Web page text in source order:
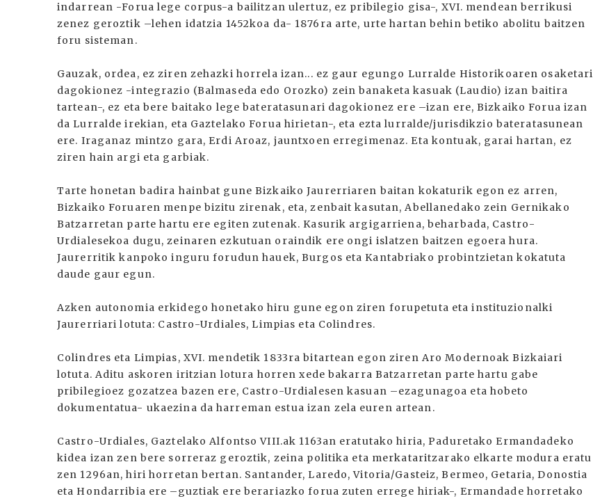
indarrean -Forua lege corpus-a bailitzan ulertuz, ez pribilegio gisa-, XVI. mendean berrikusi
zenez geroztik –lehen idatzia 1452koa da- 1876ra arte, urte hartan behin betiko abolitu baitzen
foru sisteman.
Gauzak, ordea, ez ziren zehazki horrela izan... ez gaur egungo Lurralde Historikoaren osaketari
dagokionez -integrazio (Balmaseda edo Orozko) zein banaketa kasuak (Laudio) izan baitira
tartean-, ez eta bere baitako lege bateratasunari dagokionez ere –izan ere, Bizkaiko Forua izan
da Lurralde irekian, eta Gaztelako Forua hirietan-, eta ezta lurralde/jurisdikzio bateratasunean
ere. Iraganaz mintzo gara, Erdi Aroaz, jauntxoen erregimenaz. Eta kontuak, garai hartan, ez
ziren hain argi eta garbiak.
Tarte honetan badira hainbat gune Bizkaiko Jaurerriaren baitan kokaturik egon ez arren,
Bizkaiko Foruaren menpe bizitu zirenak, eta, zenbait kasutan, Abellanedako zein Gernikako
Batzarretan parte hartu ere egiten zutenak. Kasurik argigarriena, beharbada, Castro-
Urdialesekoa dugu, zeinaren ezkutuan oraindik ere ongi islatzen baitzen egoera hura.
Jaurerritik kanpoko inguru forudun hauek, Burgos eta Kantabriako probintzietan kokatuta
daude gaur egun.
Azken autonomia erkidego honetako hiru gune egon ziren forupetuta eta instituzionalki
Jaurerriari lotuta: Castro-Urdiales, Limpias eta Colindres.
Colindres eta Limpias, XVI. mendetik 1833ra bitartean egon ziren Aro Modernoak Bizkaiari
lotuta. Aditu askoren iritzian lotura horren xede bakarra Batzarretan parte hartu gabe
pribilegioez gozatzea bazen ere, Castro-Urdialesen kasuan –ezagunagoa eta hobeto
dokumentatua- ukaezina da harreman estua izan zela euren artean.
Castro-Urdiales, Gaztelako Alfontso VIII.ak 1163an eratutako hiria, Paduretako Ermandadeko
kidea izan zen bere sorreraz geroztik, zeina politika eta merkataritzarako elkarte modura eratu
zen 1296an, hiri horretan bertan. Santander, Laredo, Vitoria/Gasteiz, Bermeo, Getaria, Donostia
eta Hondarribia ere –guztiak ere berariazko forua zuten errege hiriak-, Ermandade horretako